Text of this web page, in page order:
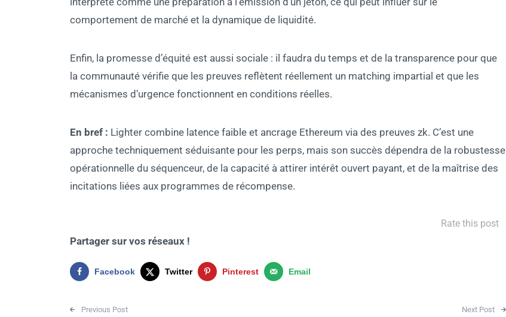
comportement de marché et la dynamique de liquidité.
Enfin, la promesse d’équité est aussi sociale : il faudra du temps et de la transparence pour que
la communauté vérifie que les preuves reflètent réellement un matching impartial et que les
mécanismes d’urgence fonctionnent en conditions réelles.
En bref : Lighter combine latence faible et ancrage Ethereum via des preuves zk. C’est une
approche techniquement séduisante pour les perps, mais son succès dépendra de la robustesse
opérationnelle du séquenceur, de la capacité à attirer intérêt ouvert payant, et de la maîtrise des
incitations liées aux programmes de récompense.
Rate this post
Partager sur vos réseaux !
Facebook Twitter Pinterest Email
Post navigation
Previous Post Next Post